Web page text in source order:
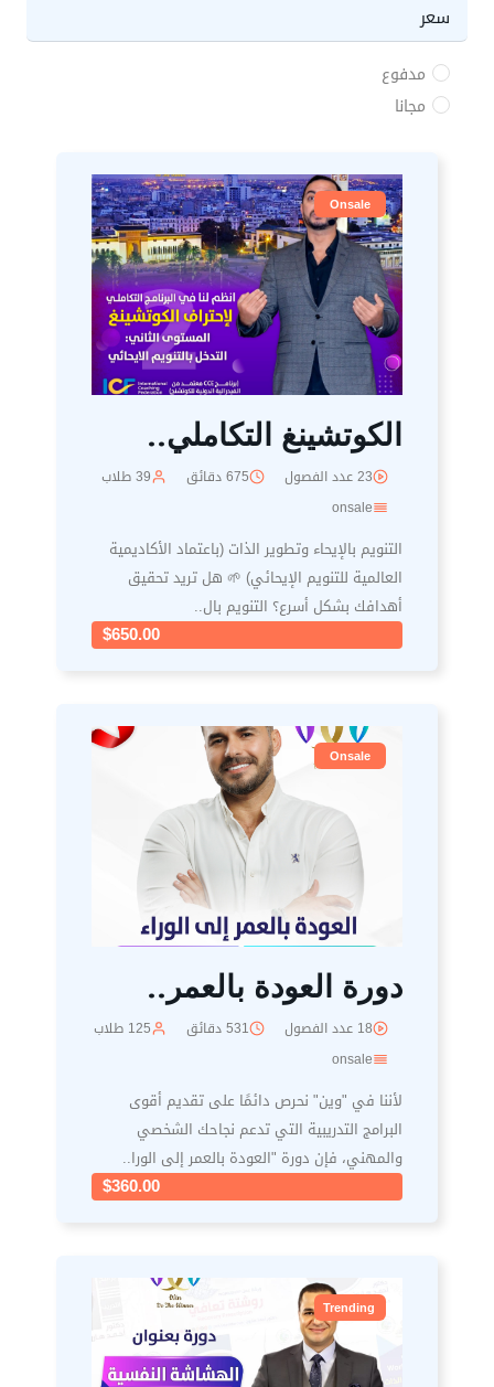
سعر
مدفوع
مجانا
Onsale
الكوتشينغ التكاملي..
23 عدد الفصول 675 دقائق
39 طلاب
onsale
التنويم بالإيحاء وتطوير الذات (باعتماد الأكاديمية
العالمية للتنويم الإيحائي) 🌱 هل تريد تحقيق
أهدافك بشكل أسرع؟ التنويم بال..
$650.00
Onsale
دورة العودة بالعمر..
18 عدد الفصول 531 دقائق
125 طلاب
onsale
لأننا في "وين" نحرص دائمًا على تقديم أقوى
البرامج التدريبية التي تدعم نجاحك الشخصي
والمهني، فإن دورة "العودة بالعمر إلى الورا..
$360.00
Trending